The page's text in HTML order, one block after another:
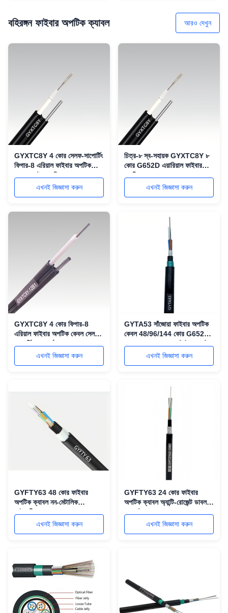
বহিরঙ্গন ফাইবার অপটিক ক্যাবল আরও দেখুন
GYXTC8Y 4 কোর সেলফ-সাপোর্টিং
ফিগার-8 এরিয়াল ফাইবার অপটিক
কেবল ওয়াটার ব্লকিং সহ
এখনই জিজ্ঞাসা করুন
চিত্র-৮ স্ব-সহায়ক GYXTC8Y ৮
কোর G652D এয়ারিয়াল ফাইবার
অপটিক কেবল
এখনই জিজ্ঞাসা করুন
GYXTC8Y 4 কোর ফিগার-8
এরিয়াল ফাইবার অপটিক কেবল সেলফ-
সাপোর্টিং আনআর্মরড কেবল
এখনই জিজ্ঞাসা করুন
GYTA53 সাঁজোয়া ফাইবার অপটিক
কেবল 48/96/144 কোর G652D
একক মোড ডাবল জ্যাকেট ইস্পাত টেপ
সরাসরি মাটির নিচে ফাইবার কেবল
এখনই জিজ্ঞাসা করুন
GYFTY63 48 কোর ফাইবার
অপটিক ক্যাবল নন-মেটালিক
ডাইলেক্ট্রিক ক্যাবল
এখনই জিজ্ঞাসা করুন
GYFTY63 24 কোর ফাইবার
অপটিক ক্যাবল অ্যান্টি-রোজেন্ট ডাবল
জ্যাকেট
এখনই জিজ্ঞাসা করুন